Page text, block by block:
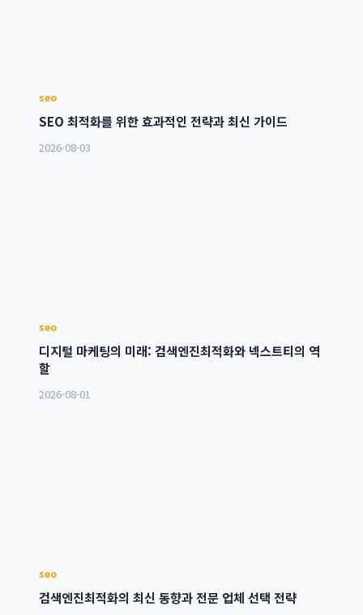
seo
SEO 최적화를 위한 효과적인 전략과 최신 가이드
2026-08-03
seo
디지털 마케팅의 미래: 검색엔진최적화와 넥스트티의 역
할
2026-08-01
seo
검색엔진최적화의 최신 동향과 전문 업체 선택 전략